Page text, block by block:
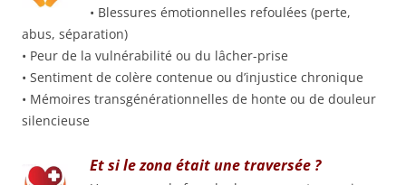
• Blessures émotionnelles refoulées (perte,
abus, séparation)
• Peur de la vulnérabilité ou du lâcher-prise
• Sentiment de colère contenue ou d’injustice chronique
• Mémoires transgénérationnelles de honte ou de douleur
silencieuse
Et si le zona était une traversée ?